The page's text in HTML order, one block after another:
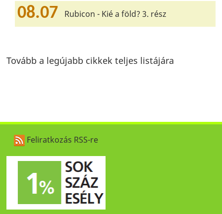
08.07 Rubicon - Kié a föld? 3. rész
Tovább a legújabb cikkek teljes listájára
Feliratkozás RSS-re